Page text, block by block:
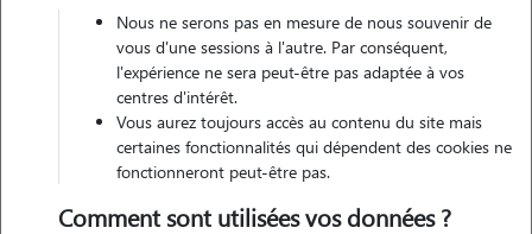
Nous ne serons pas en mesure de nous souvenir de
vous d'une sessions à l'autre. Par conséquent,
l'expérience ne sera peut-être pas adaptée à vos
centres d'intérêt.
Vous aurez toujours accès au contenu du site mais
certaines fonctionnalités qui dépendent des cookies ne
fonctionneront peut-être pas.
Comment sont utilisées vos données ?